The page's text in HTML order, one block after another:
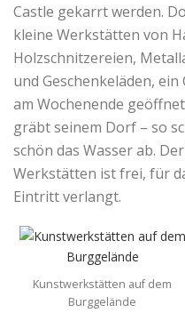
Castle gekarrt werden.
kleine Werkstätten von
Holzschnitzereien,
und Geschenkeläden,
am Wochenende
gräbt seinem Dorf – so
schön das Wasser ab.
Werkstätten ist frei, für
Eintritt verlangt.
Kunstwerkstätten auf dem
Burggelände